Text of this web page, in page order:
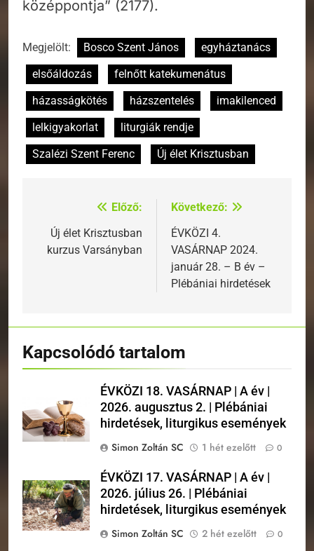
középpontja” (2177).
Megjelölt: Bosco Szent János
egyháztanács
elsőáldozás
felnőtt katekumenátus
házasságkötés
házszentelés
imakilenced
lelkigyakorlat
liturgiák rendje
Szalézi Szent Ferenc
Új élet Krisztusban
Bejegyzés
navigáció
Előző:
Új élet Krisztusban
kurzus Varsányban
Következő:
ÉVKÖZI 4.
VASÁRNAP 2024.
január 28. – B év –
Plébániai hirdetések
Kapcsolódó tartalom
ÉVKÖZI 18. VASÁRNAP | A év |
2026. augusztus 2. | Plébániai
hirdetések, liturgikus események
Simon Zoltán SC
1 hét ezelőtt 0
ÉVKÖZI 17. VASÁRNAP | A év |
2026. július 26. | Plébániai
hirdetések, liturgikus események
Simon Zoltán SC
2 hét ezelőtt 0